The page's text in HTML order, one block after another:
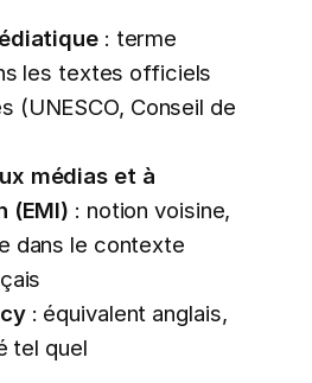
: terme
les textes officiels
(UNESCO, Conseil de
médias et à
(EMI) : notion voisine,
dans le contexte
: équivalent anglais,
tel quel